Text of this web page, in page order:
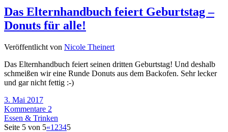
Das Elternhandbuch feiert Geburtstag –
Donuts für alle!
Veröffentlicht von Nicole Theinert
Das Elternhandbuch feiert seinen dritten Geburtstag! Und deshalb
schmeißen wir eine Runde Donuts aus dem Backofen. Sehr lecker
und gar nicht fettig :-)
3. Mai 2017
Kommentare 2
Essen & Trinken
Seite 5 von 5«1 2345